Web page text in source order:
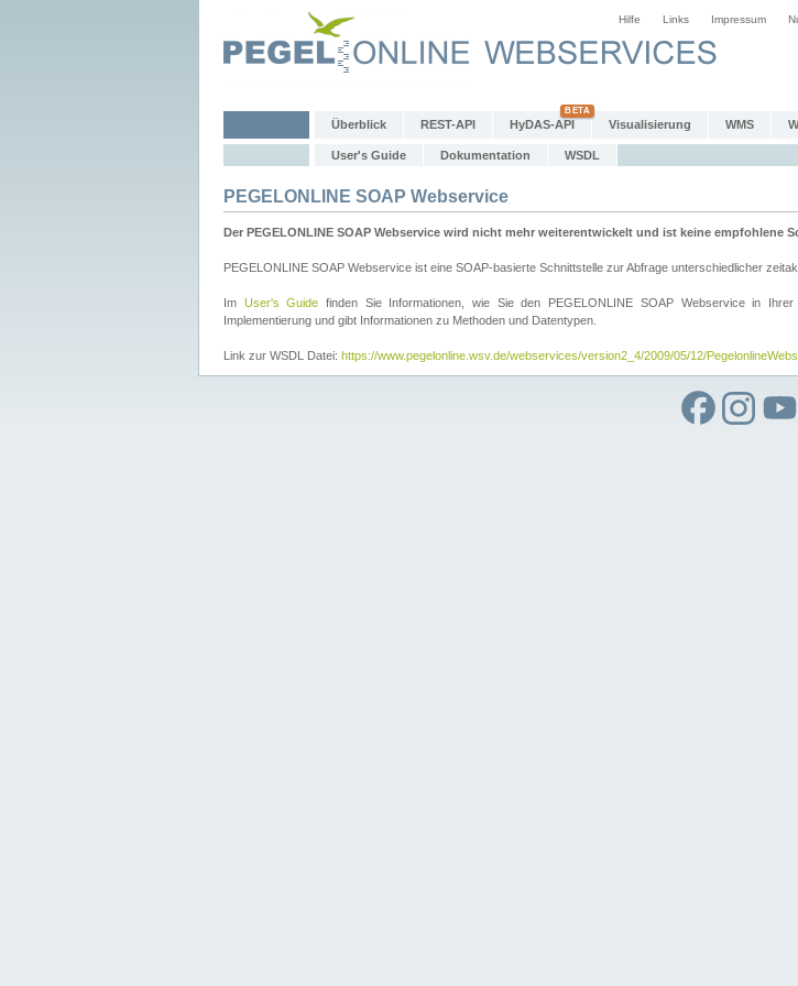
Hilfe Links Impressum
Überblick REST-API HyDAS-API Visualisierung WMS
User's Guide Dokumentation WSDL
PEGELONLINE SOAP Webservice
Der PEGELONLINE SOAP Webservice wird nicht mehr weiterentwickelt und ist keine empfohlene
PEGELONLINE SOAP Webservice ist eine SOAP-basierte Schnittstelle zur Abfrage unterschiedlicher
Im User's Guide finden Sie Informationen, wie Sie den PEGELONLINE SOAP Webservice in
Implementierung und gibt Informationen zu Methoden und Datentypen.
Link zur WSDL Datei: https://www.pegelonline.wsv.de/webservices/version2_4/2009/05/12/